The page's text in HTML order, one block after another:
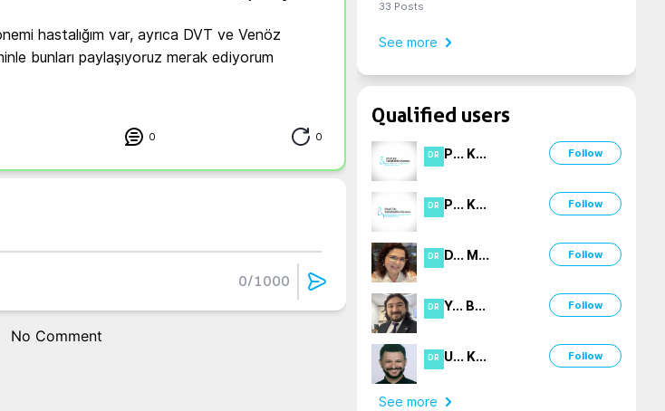
hastalığım var, ayrıca DVT ve Venöz
bunları paylaşıyoruz merak ediyorum
0 0
0/1000
No Comment
33 Posts
See more
Qualified users
DR P... K... Follow
DR P... K... Follow
DR D... M... Follow
DR Y... B... Follow
DR U... K... Follow
See more